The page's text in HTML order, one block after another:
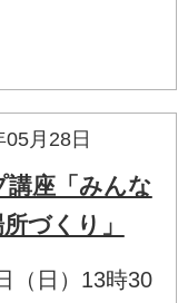
月28日
講座「みんな
づくり」
（日）13時30